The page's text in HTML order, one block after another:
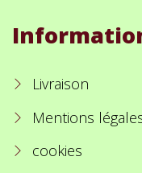
Livraison
Mentions
cookies